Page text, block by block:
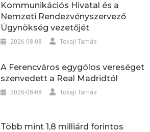
Kommunikációs Hivatal és a
Nemzeti Rendezvényszervező
Ügynökség vezetőjét
2026-08-08 Tokaji Tamás
A Ferencváros egygólos vereséget
szenvedett a Real Madridtól
2026-08-08 Tokaji Tamás
Több mint 1,8 milliárd forintos